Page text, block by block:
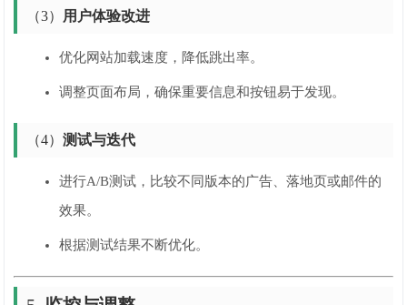
（3） 用户体验改进
优化网站加载速度，降低跳出率。
调整页面布局，确保重要信息和按钮易于发现。
（4）测试与迭代
进行A/B测试，比较不同版本的广告、落地页或邮件的
效果。
根据测试结果不断优化。